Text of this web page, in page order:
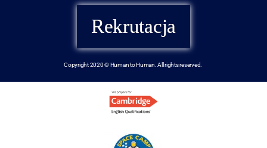
Rekrutacja
Copyright 2020 © Human to Human. All rights reserved.